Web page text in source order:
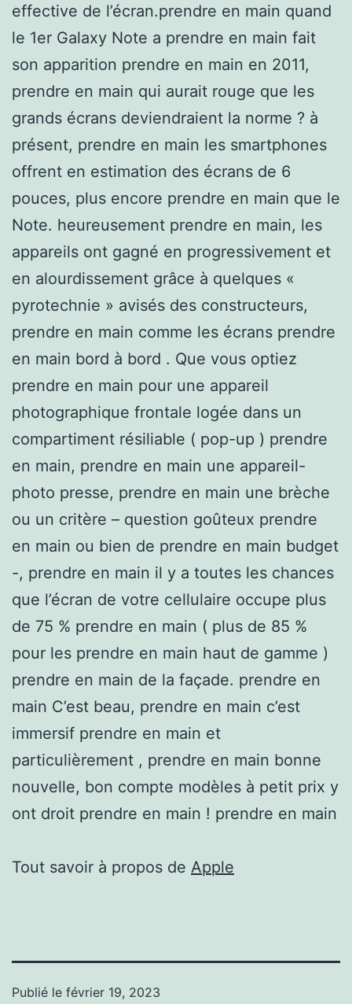
effective de l’écran.prendre en main quand
le 1er Galaxy Note a prendre en main fait
son apparition prendre en main en 2011,
prendre en main qui aurait rouge que les
grands écrans deviendraient la norme ? à
présent, prendre en main les smartphones
offrent en estimation des écrans de 6
pouces, plus encore prendre en main que le
Note. heureusement prendre en main, les
appareils ont gagné en progressivement et
en alourdissement grâce à quelques «
pyrotechnie » avisés des constructeurs,
prendre en main comme les écrans prendre
en main bord à bord . Que vous optiez
prendre en main pour une appareil
photographique frontale logée dans un
compartiment résiliable ( pop-up ) prendre
en main, prendre en main une appareil-
photo presse, prendre en main une brèche
ou un critère – question goûteux prendre
en main ou bien de prendre en main budget
-, prendre en main il y a toutes les chances
que l’écran de votre cellulaire occupe plus
de 75 % prendre en main ( plus de 85 %
pour les prendre en main haut de gamme )
prendre en main de la façade. prendre en
main C’est beau, prendre en main c’est
immersif prendre en main et
particulièrement , prendre en main bonne
nouvelle, bon compte modèles à petit prix y
ont droit prendre en main ! prendre en main
Tout savoir à propos de Apple
Publié le février 19, 2023